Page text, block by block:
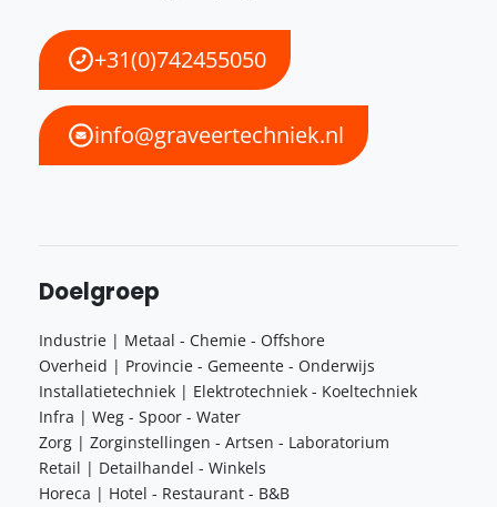
+31(0)742455050
info@graveertechniek.nl
Doelgroep
Industrie | Metaal - Chemie - Offshore
Overheid | Provincie - Gemeente - Onderwijs
Installatietechniek | Elektrotechniek - Koeltechniek
Infra | Weg - Spoor - Water
Zorg | Zorginstellingen - Artsen - Laboratorium
Retail | Detailhandel - Winkels
Horeca | Hotel - Restaurant - B&B